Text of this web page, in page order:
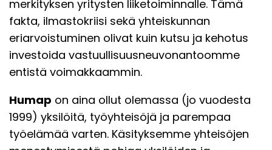
merkityksen yritysten liiketoiminnalle. Tämä
fakta, ilmastokriisi sekä yhteiskunnan
eriarvoistuminen olivat kuin kutsu ja kehotus
investoida vastuullisuusneuvonantoomme
entistä voimakkaammin.
Humap on aina ollut olemassa (jo vuodesta
1999) yksilöitä, työyhteisöjä ja parempaa
työelämää varten. Käsityksemme yhteisöjen